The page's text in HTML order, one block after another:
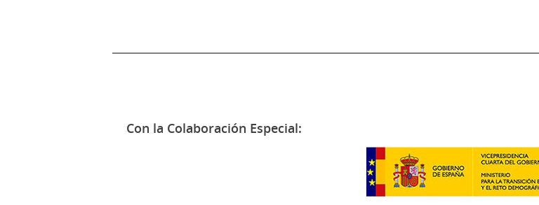
Con la Colaboración Especial: